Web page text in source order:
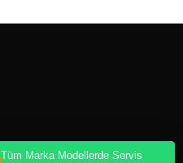
Tüm Marka Modellerde Servis